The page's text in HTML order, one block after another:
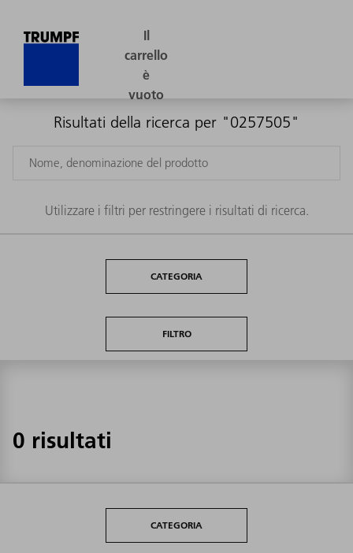
Risultati della ricerca per "0257505"
Utilizzare i filtri per restringere i risultati di ricerca.
CATEGORIA
FILTRO
0 risultati
CATEGORIA